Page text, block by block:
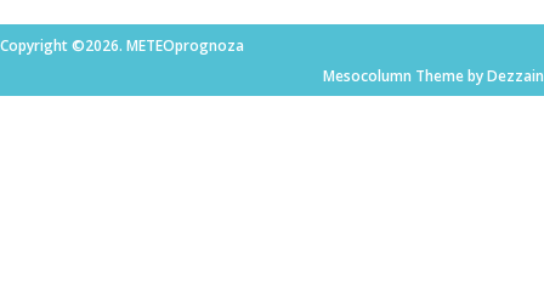
Copyright ©2026. METEOprognoza
Mesocolumn Theme by Dezzain